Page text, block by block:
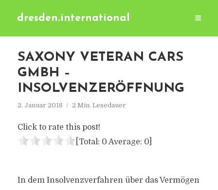
dresden.international
SAXONY VETERAN CARS
GMBH –
INSOLVENZERÖFFNUNG
2. Januar 2018 2 Min. Lesedauer
Click to rate this post!
[Total: 0 Average: 0]
In dem Insolvenzverfahren über das Vermögen